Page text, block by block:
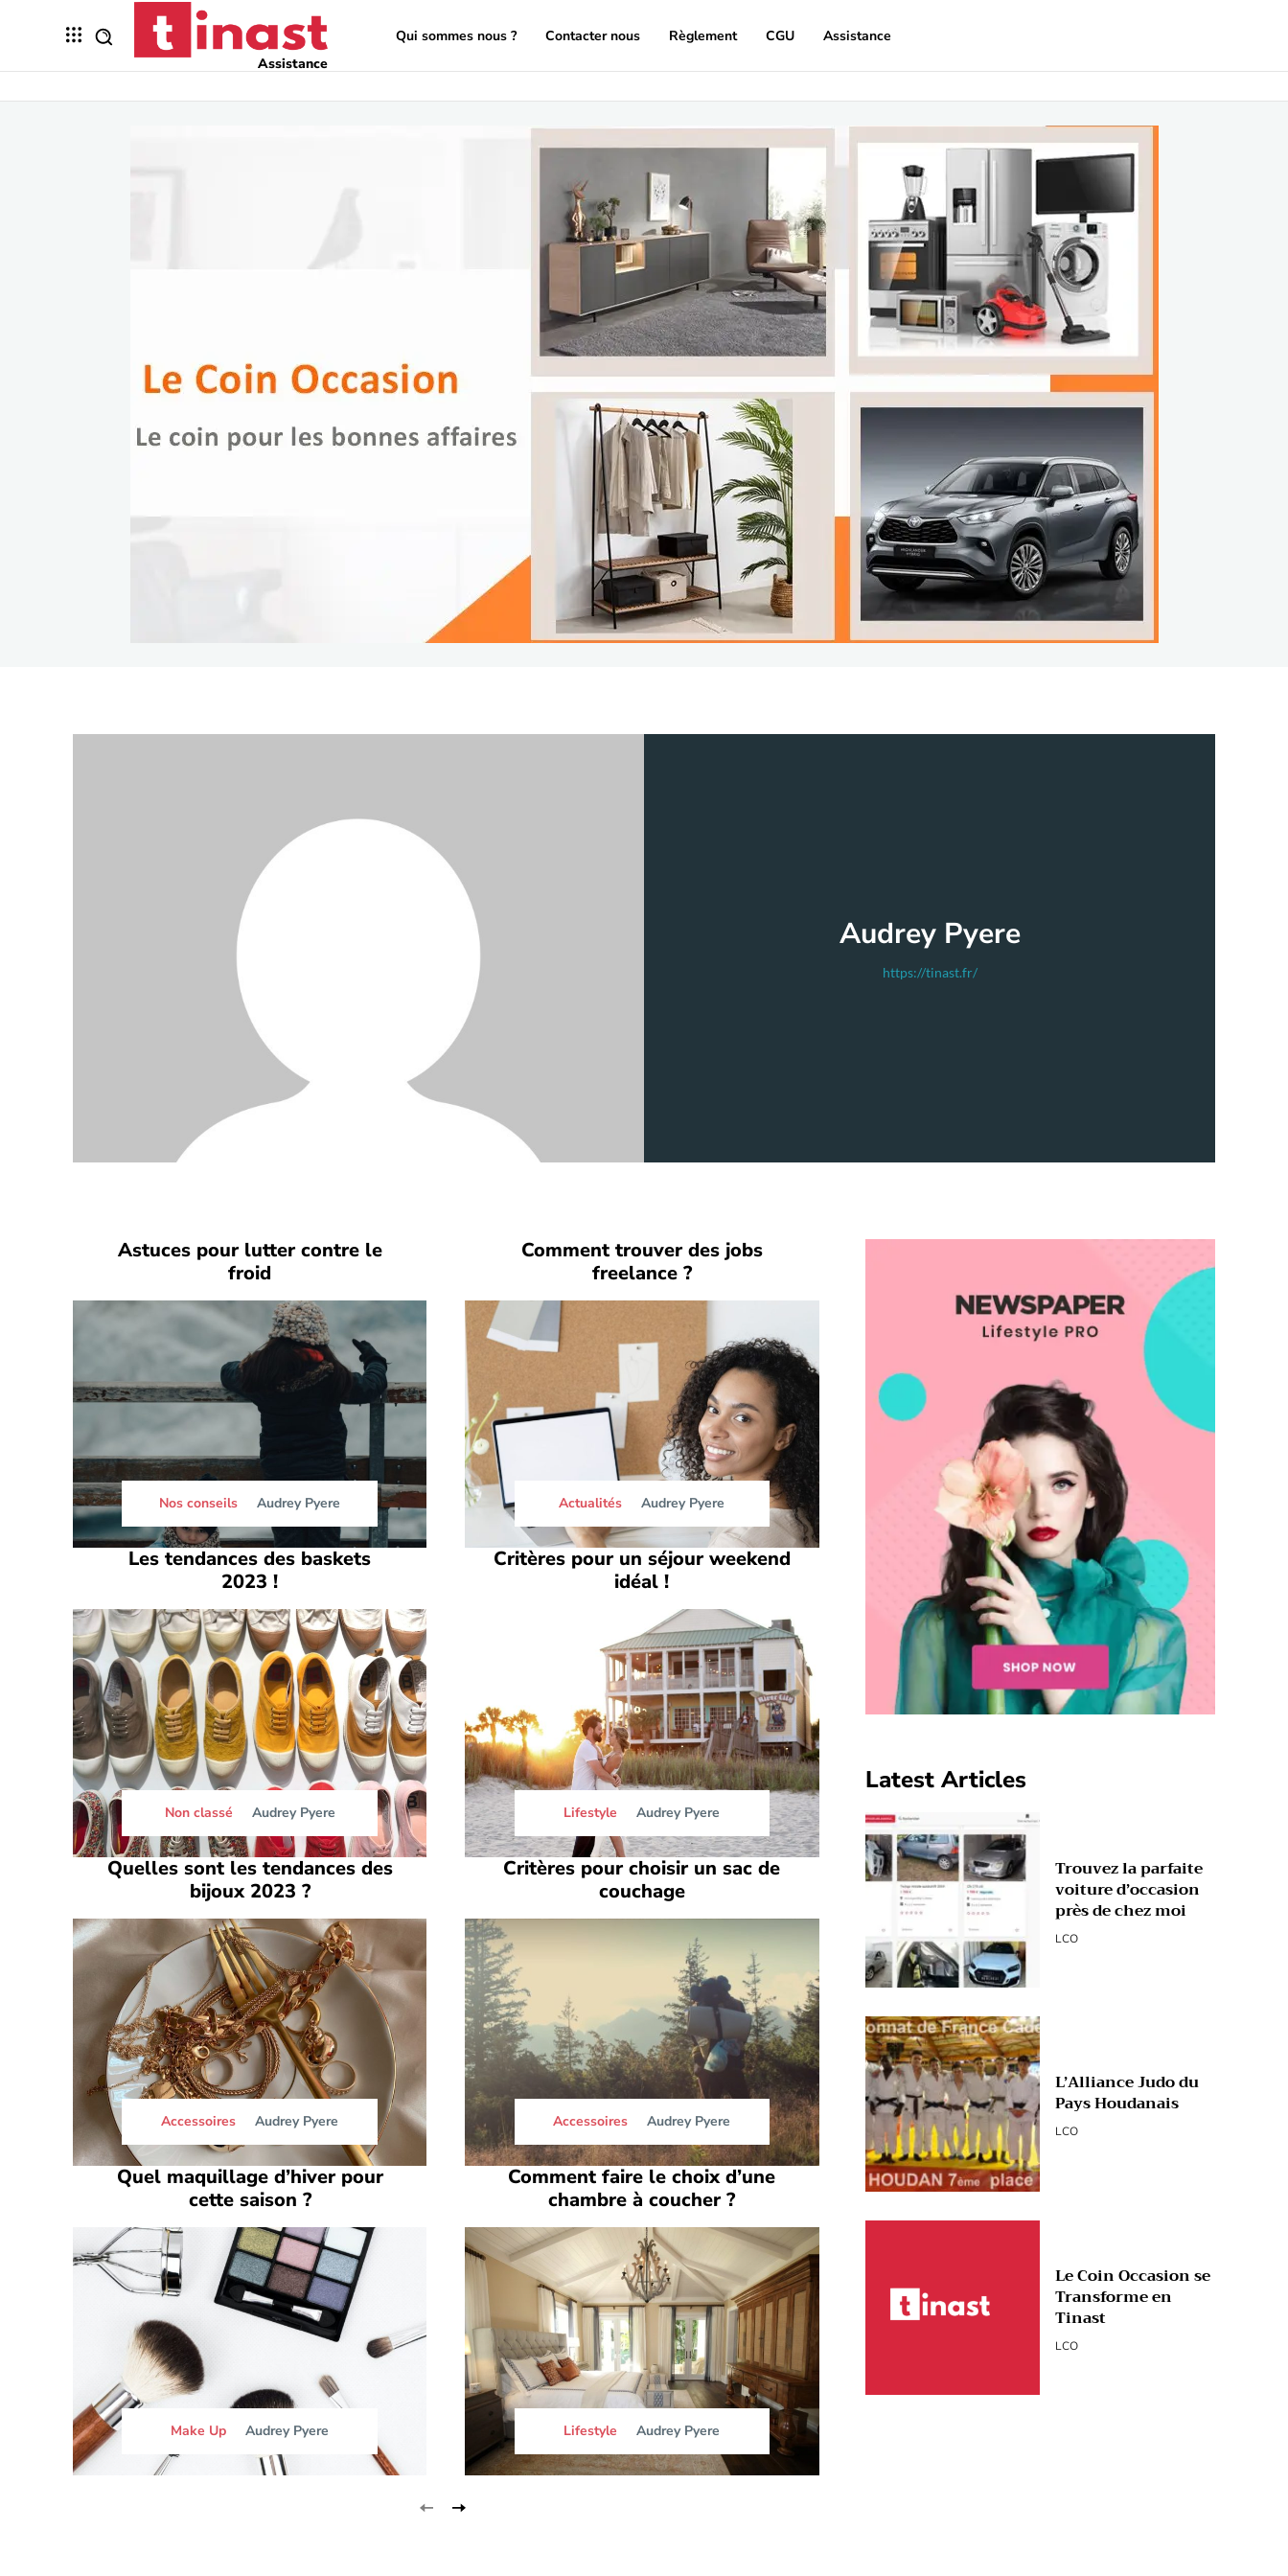
Assistance
Qui sommes nous ? Contacter nous Règlement CGU Assistance
Audrey Pyere
https://tinast.fr/
Astuces pour lutter contre le
froid
Nos conseils Audrey Pyere
Comment trouver des jobs
freelance ?
Actualités Audrey Pyere
Les tendances des baskets
2023 !
Non classé Audrey Pyere
Critères pour un séjour weekend
idéal !
Lifestyle Audrey Pyere
Quelles sont les tendances des
bijoux 2023 ?
Accessoires Audrey Pyere
Critères pour choisir un sac de
couchage
Accessoires Audrey Pyere
Quel maquillage d’hiver pour
cette saison ?
Make Up Audrey Pyere
Comment faire le choix d’une
chambre à coucher ?
Lifestyle Audrey Pyere
Latest Articles
Trouvez la parfaite
voiture d’occasion
près de chez moi
LCO
L’Alliance Judo du
Pays Houdanais
LCO
Le Coin Occasion se
Transforme en
Tinast
LCO